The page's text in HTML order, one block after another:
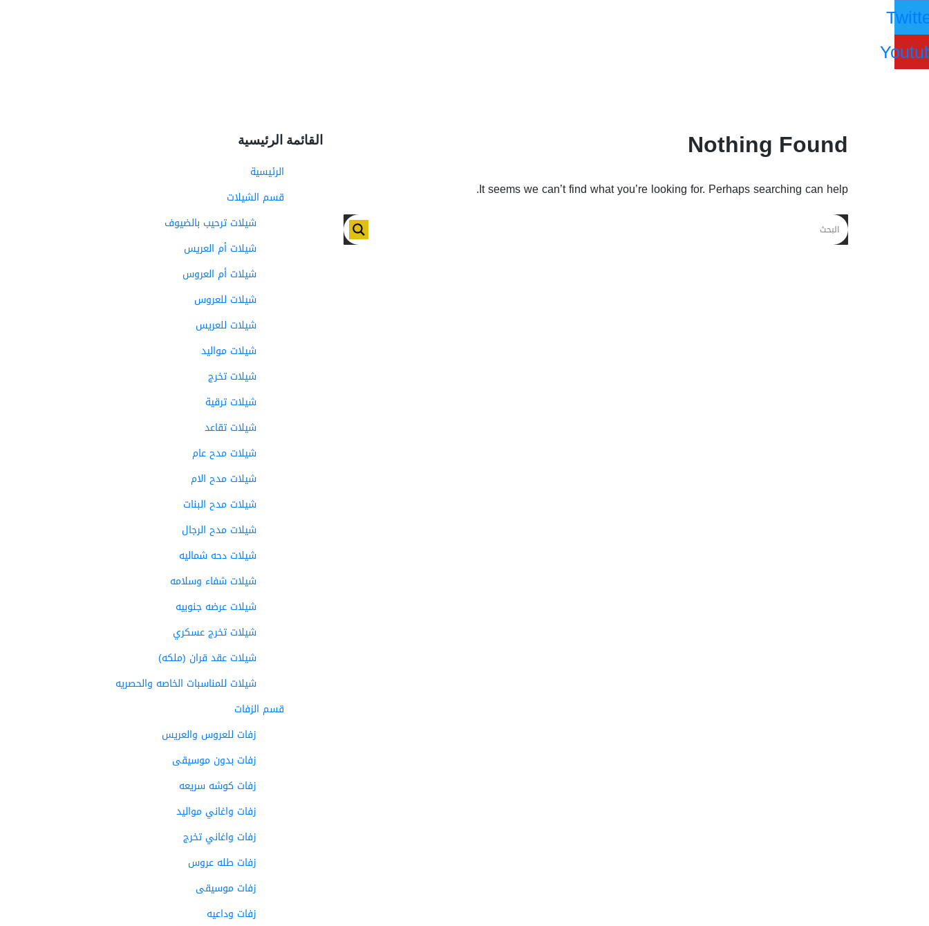
Nothing Found
It seems we can’t find what you’re looking for. Perhaps searching can help.
القائمة الرئيسية
الرئيسية
قسم الشيلات
شيلات ترحيب بالضيوف
شيلات أم العريس
شيلات أم العروس
شيلات للعروس
شيلات للعريس
شيلات مواليد
شيلات تخرج
شيلات ترقية
شيلات تقاعد
شيلات مدح عام
شيلات مدح الام
شيلات مدح البنات
شيلات مدح الرجال
شيلات دحه شماليه
شيلات شفاء وسلامه
شيلات عرضه جنوبيه
شيلات تخرج عسكري
شيلات عقد قران (ملكه)
شيلات للمناسبات الخاصه والحصريه
قسم الزفات
زفات للعروس والعريس
زفات بدون موسيقى
زفات كوشه سريعه
زفات واغاني مواليد
زفات واغاني تخرج
زفات طله عروس
زفات موسيقى
زفات وداعيه